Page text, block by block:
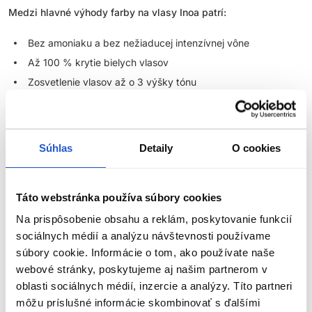
Súhlas Detaily O cookies
Táto webstránka používa súbory cookies
Na prispôsobenie obsahu a reklám, poskytovanie funkcií
sociálnych médií a analýzu návštevnosti používame
súbory cookie. Informácie o tom, ako používate naše
webové stránky, poskytujeme aj našim partnerom v
oblasti sociálnych médií, inzercie a analýzy. Títo partneri
môžu príslušné informácie skombinovať s ďalšími
Medzi hlavné výhody farby na vlasy Inoa patrí:
Bez amoniaku a bez nežiaducej intenzívnej vône
Až 100 % krytie bielych vlasov
Zosvetlenie vlasov až o 3 výšky tónu
Ochrana vlasov pred vysušením až po dobu 6 týždňov
pokožke
Vďaka týmto vlastnostiam sú Inoa farby na vlasy skvelou voľbou
pre salóny, ktoré chcú ponúknuť klientkam kvalitné farbenie bez
amoniaku, no zároveň nechcú robiť kompromisy v krytí, intenzite
farby ani lesku.
Táto farba na vlasy bez amoniaku je vyvinutá na báze olejovej
technológie, vďaka ktorej sa farebné pigmenty efektívne
dostávajú do vlasového vlákna a vytvárajú žiarivý, rovnomerný a
ZOBRAZIŤ VIAC